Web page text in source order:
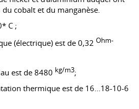
cobalt et du manganèse.
C ;
(électrique) est de 0,32 Ohm-
est de 8480 kg/m3;
thermique est de 16...18-10-6